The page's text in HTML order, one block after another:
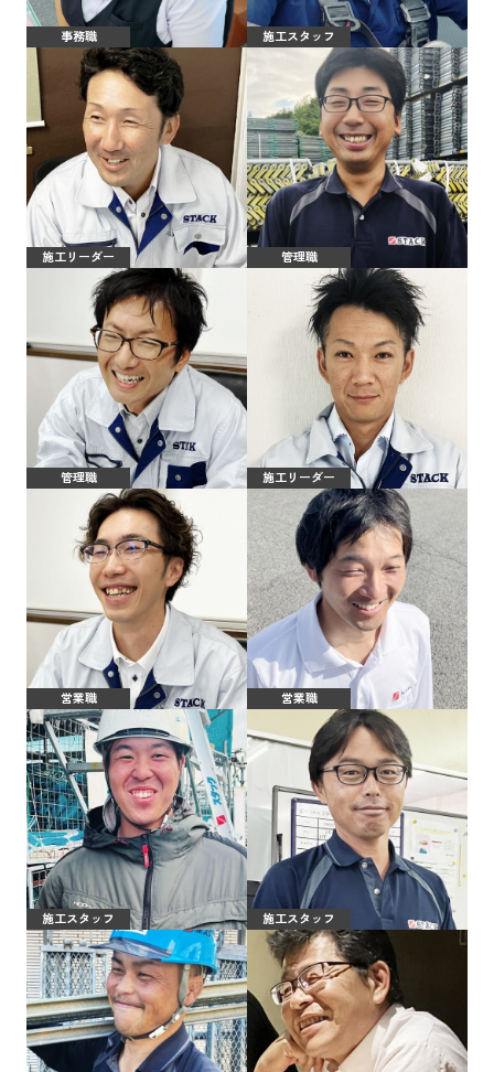
事務職 施工スタッフ
施工リーダー 管理職
管理職 施工リーダー
営業職 営業職
施工スタッフ 施工スタッフ